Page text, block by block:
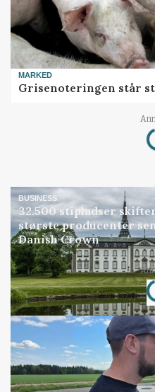
MARKED
Grisenoteringen står
BUSINESS
32.500 stipladser
største producenter
Danish Crown